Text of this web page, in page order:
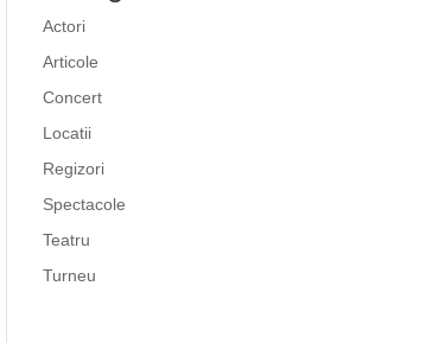
Actori
Articole
Concert
Locatii
Regizori
Spectacole
Teatru
Turneu